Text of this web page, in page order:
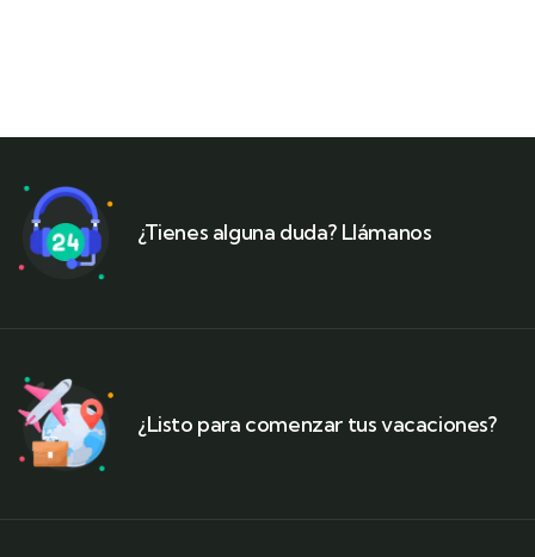
¿Tienes alguna duda? Llámanos
¿Listo para comenzar tus vacaciones?